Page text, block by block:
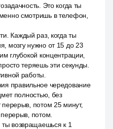
Это когда ты
смотришь в телефон,
Каждый раз, когда ты
мозгу нужно от 15 до 23
глубокой концентрации,
теряешь эти секунды.
работы.
правильное чередование
полностью, без
потом 25 минут,
потом.
возвращаешься к 1